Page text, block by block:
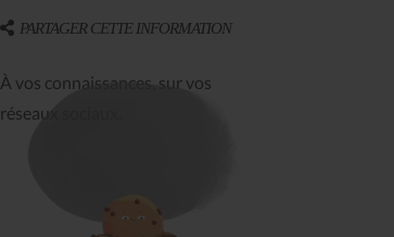
PARTAGER CETTE INFORMATION
À vos connaissances, sur vos
réseaux sociaux.